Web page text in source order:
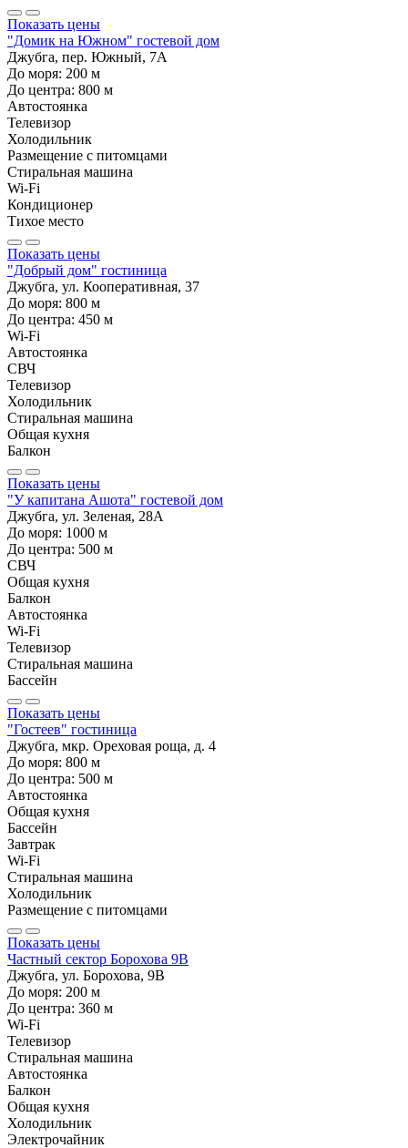
Показать цены
"Домик на Южном" гостевой дом
Джубга, пер. Южный, 7А
До моря: 200 м
До центра: 800 м
Автостоянка
Телевизор
Холодильник
Размещение с питомцами
Стиральная машина
Wi-Fi
Кондиционер
Тихое место
Показать цены
"Добрый дом" гостиница
Джубга, ул. Кооперативная, 37
До моря: 800 м
До центра: 450 м
Wi-Fi
Автостоянка
СВЧ
Телевизор
Холодильник
Стиральная машина
Общая кухня
Балкон
Показать цены
"У капитана Ашота" гостевой дом
Джубга, ул. Зеленая, 28А
До моря: 1000 м
До центра: 500 м
СВЧ
Общая кухня
Балкон
Автостоянка
Wi-Fi
Телевизор
Стиральная машина
Бассейн
Показать цены
"Гостеев" гостиница
Джубга, мкр. Ореховая роща, д. 4
До моря: 800 м
До центра: 500 м
Автостоянка
Общая кухня
Бассейн
Завтрак
Wi-Fi
Стиральная машина
Холодильник
Размещение с питомцами
Показать цены
Частный сектор Борохова 9В
Джубга, ул. Борохова, 9В
До моря: 200 м
До центра: 360 м
Wi-Fi
Телевизор
Стиральная машина
Автостоянка
Балкон
Общая кухня
Холодильник
Электрочайник